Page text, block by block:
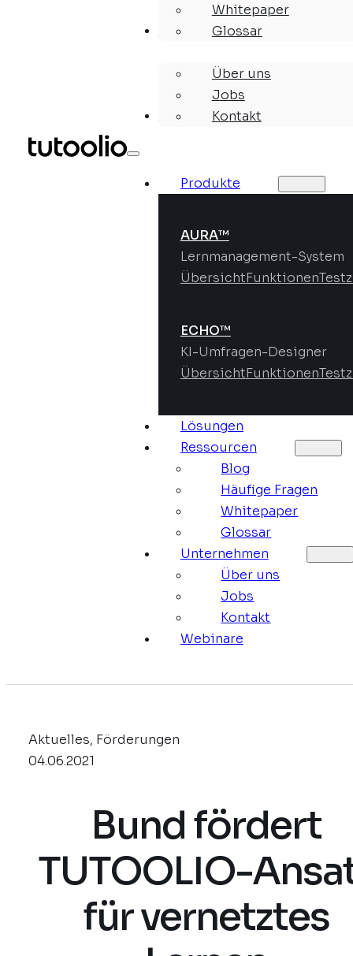
Whitepaper
Glossar
Unternehmen
Über uns
Jobs
Kontakt
Webinare
Produkte
AURA™
Lernmanagement-System
ÜbersichtFunktionen
ECHO™
KI-Umfragen-Designer
ÜbersichtFunktionen
Lösungen
Ressourcen
Blog
Häufige Fragen
Whitepaper
Glossar
Unternehmen
Über uns
Jobs
Kontakt
Webinare
Aktuelles, Förderungen
04.06.2021
Bund fördert
TUTOOLIO-
für vernetztes